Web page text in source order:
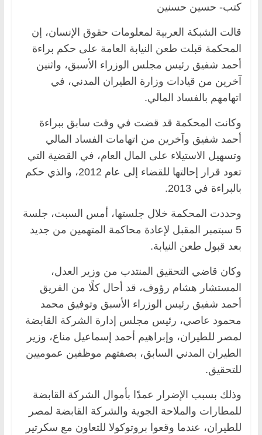
كتب- حسين حسنين
قالت الشبكة العربية لمعلومات حقوق الإنسان، إن
المحكمة قبلت طعن النيابة العامة على حكم براءة
أحمد شفيق رئيس مجلس الوزراء الأسبق، واثنين
آخرين من قيادات وزارة الطيران المدني، في
اتهامهم بالفساد المالي.
وكانت المحكمة قد قضت في وقت سابق ببراءة
أحمد شفيق وآخرين من اتهامات الفساد المالي
وتسهيل الاستيلاء على المال العام، في القضية التي
تعود قرار إحالتها للقضاء إلى عام 2012، والذي حكم
بالبراءة في 2013.
وحددت المحكمة خلال جلستها، أمس السبت، جلسة
5 سبتمبر المقبل لإعادة محاكمة المتهمين من جديد
بعد قبول طعن النيابة.
وكان قاضي التحقيق المنتدب من وزير العدل،
المستشار هشام رؤوف، قد أحال كلًا من الفريق
أحمد شفيق رئيس الوزراء الأسبق وتوفيق محمد
محمود عاصي، رئيس مجلس إدارة الشركة القابضة
لمصر للطيران، وإبراهيم أحمد إسماعيل مناع، وزير
الطيران المدني السابق، بصفتهم موظفين عموميين
للتحقيق.
وذلك بسبب الإضرار عمدًا بأموال الشركة القابضة
للمطارات والملاحة الجوية والشركة القابضة لمصر
للطيران، عندما وقعوا بروتوكولا للتعاون مع سكرتير